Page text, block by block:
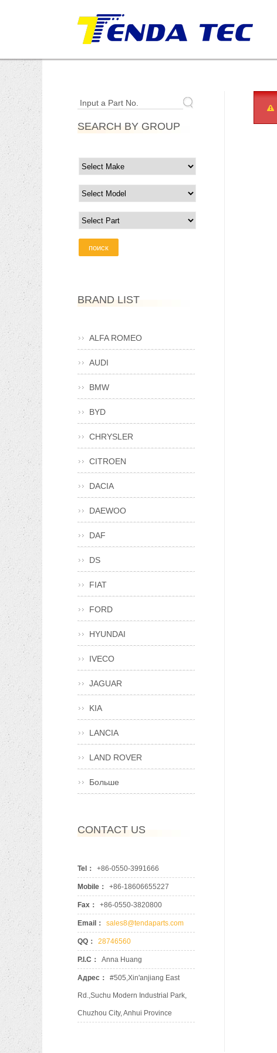
Input a Part No.
SEARCH BY GROUP
BRAND LIST
ALFA ROMEO
AUDI
BMW
BYD
CHRYSLER
CITROEN
DACIA
DAEWOO
DAF
DS
FIAT
FORD
HYUNDAI
IVECO
JAGUAR
KIA
LANCIA
LAND ROVER
Больше
CONTACT US
Tel： +86-0550-3991666
Mobile： +86-18606655227
Fax： +86-0550-3820800
Email： sales8@tendaparts.com
QQ： 28746560
P.I.C： Anna Huang
Адрес： #505,Xin'anjiang East
Rd.,Suchu Modern Industrial Park,
Chuzhou City, Anhui Province